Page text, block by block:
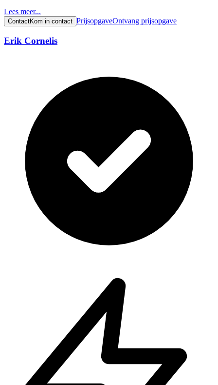
Lees meer...
ContactKom in contact PrijsopgaveOntvang prijsopgave
Erik Cornelis